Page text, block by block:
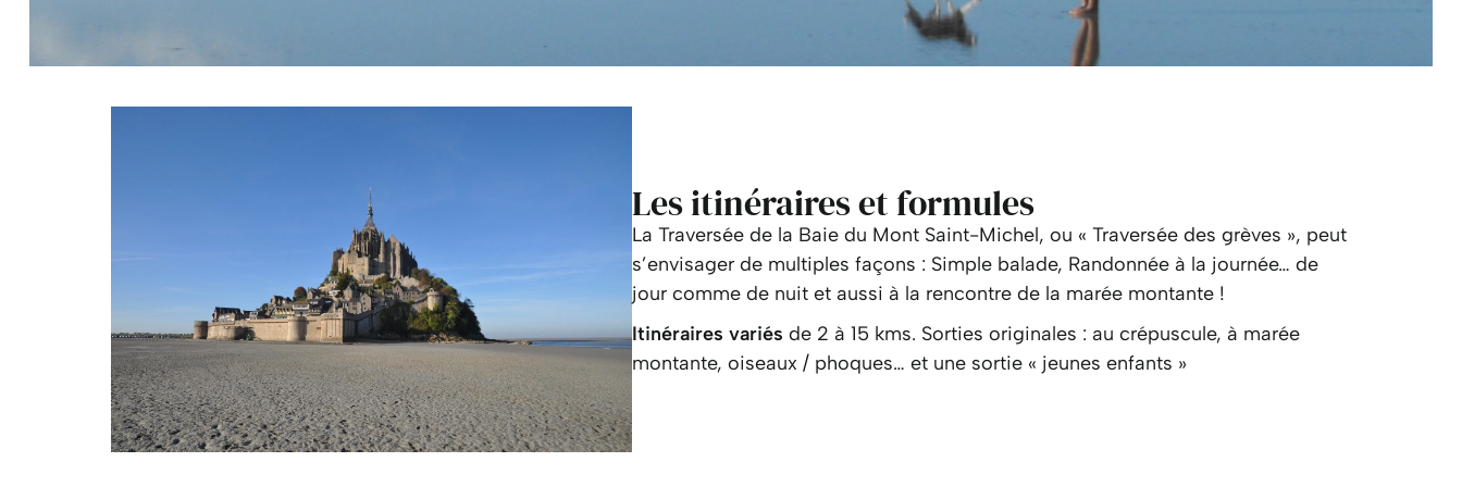
Les itinéraires et formules
La Traversée de la Baie du Mont Saint-Michel, ou « Traversée des grèves », peut
s’envisager de multiples façons : Simple balade, Randonnée à la journée… de
jour comme de nuit et aussi à la rencontre de la marée montante !
Itinéraires variés de 2 à 15 kms. Sorties originales : au crépuscule, à marée
montante, oiseaux / phoques… et une sortie « jeunes enfants »